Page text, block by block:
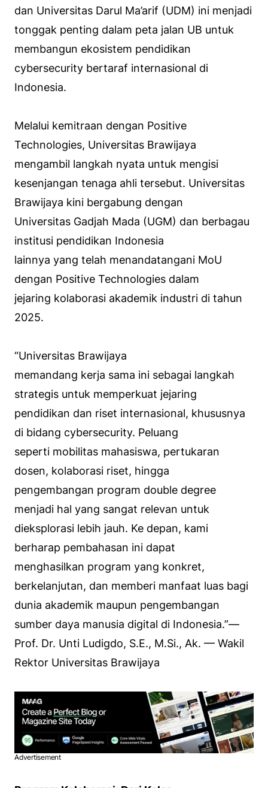
dan Universitas Darul Ma’arif (UDM) ini menjadi
tonggak penting dalam peta jalan UB untuk
membangun ekosistem pendidikan
cybersecurity bertaraf internasional di
Indonesia.
Melalui kemitraan dengan Positive
Technologies, Universitas Brawijaya
mengambil langkah nyata untuk mengisi
kesenjangan tenaga ahli tersebut. Universitas
Brawijaya kini bergabung dengan
Universitas Gadjah Mada (UGM) dan berbagau
institusi pendidikan Indonesia
lainnya yang telah menandatangani MoU
dengan Positive Technologies dalam
jejaring kolaborasi akademik industri di tahun
2025.
“Universitas Brawijaya
memandang kerja sama ini sebagai langkah
strategis untuk memperkuat jejaring
pendidikan dan riset internasional, khususnya
di bidang cybersecurity. Peluang
seperti mobilitas mahasiswa, pertukaran
dosen, kolaborasi riset, hingga
pengembangan program double degree
menjadi hal yang sangat relevan untuk
dieksplorasi lebih jauh. Ke depan, kami
berharap pembahasan ini dapat
menghasilkan program yang konkret,
berkelanjutan, dan memberi manfaat luas bagi
dunia akademik maupun pengembangan
sumber daya manusia digital di Indonesia.”—
Prof. Dr. Unti Ludigdo, S.E., M.Si., Ak. — Wakil
Rektor Universitas Brawijaya
Advertisement